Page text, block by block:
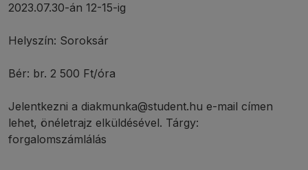
2023.07.30-án 12-15-ig
Helyszín: Soroksár
Bér: br. 2 500 Ft/óra
Jelentkezni a diakmunka@student.hu e-mail címen
lehet, önéletrajz elküldésével. Tárgy:
forgalomszámlálás